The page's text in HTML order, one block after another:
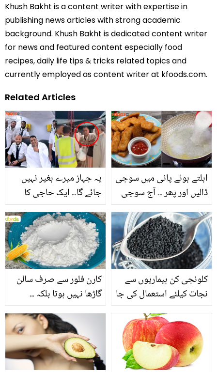
Khush Bakht is a content writer with expertise in
publishing news articles with strong academic
background. Khush Bakht is dedicated content writer
for news and featured content especially food
recipes, daily life tips & tricks related topics and
currently employed as content writer at kfoods.com.
Related Articles
یہ جہاز میرے بغیر نہیں
جائے گا۔۔ ایک حاجی کا
ایمان، جس نے جہاز کا رخ
ہی موڑ دیا! معجزے نے دنیا
بھر کے مسلمانوں کا ایمان
تازہ کر دیا
ابلتے ہوئے پانی میں سوجی
ڈالیں اور پھر ۔۔ آج سوجی
سے میٹھا نہیں بلکہ کچھ
نمکین بنائیں اور سب کو
حیران کردیں
کارن فلور سے صرف سالن
گاڑھا نہیں ہوتا بلکہ ۔۔
جانیں باورچی خانے میں
کارن فلور استعمال کرنے کے
کلونجی کن بیماریوں سے
نجات کیلئے استعمال کی جا